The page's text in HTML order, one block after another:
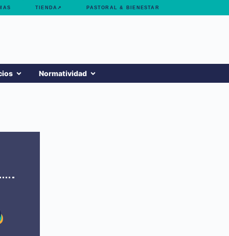
TIENDA↗ PASTORAL & BIENESTAR
Normatividad